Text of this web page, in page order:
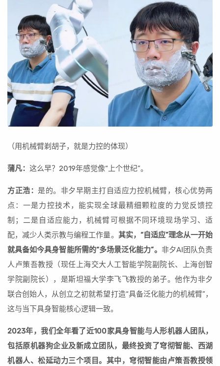
（用机械臂剃胡子，就是力控的体现）
蒲凡： 这么早？2019年感觉像“上个世纪”。
方正浩： 是的。非夕早期主打自适应力控机械臂，核心优势两
点：一是力控技术，能实现全球最精细颗粒度的力觉反馈控
制；二是自适应能力，机械臂可根据不同环境现场学习、适
配，减少人类示教与编程工作量。 其实，“自适应”理念从一开始
就具备如今具身智能所需的“多场景泛化能力”。 非夕AI团队负责
人卢策吾教授（现任上海交大人工智能学院副院长、上海创智
学院副院长），是斯坦福大学李飞飞教授的弟子。他作为非夕
联合创始人，从创立之初就希望打造“具备泛化能力的机械臂”，
这与当下具身智能核心逻辑一致。
2023年，我们全年看了近100家具身智能与人形机器人团队，
包括原机器狗企业及新成立团队，最终投资了穹彻智能、西湖
机器人、松延动力三个项目。其中，穹彻智能由卢策吾教授领